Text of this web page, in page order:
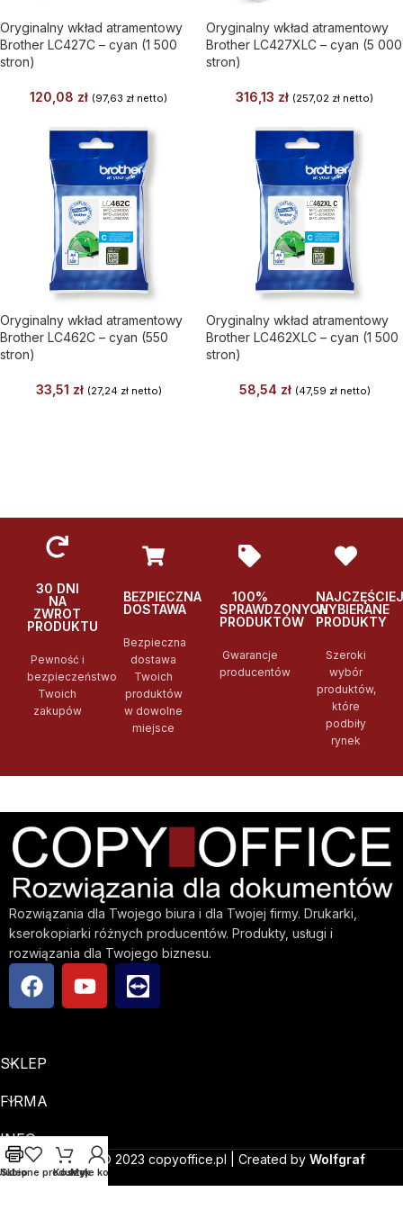
Oryginalny wkład atramentowy
Brother LC427C – cyan (1 500
stron)
120,08 zł (97,63 zł netto)
Oryginalny wkład atramentowy
Brother LC427XLC – cyan (5 000
stron)
316,13 zł (257,02 zł netto)
Oryginalny wkład atramentowy
Brother LC462C – cyan (550
stron)
33,51 zł (27,24 złnetto)
Oryginalny wkład atramentowy
Brother LC462XLC – cyan (1 500
stron)
58,54 zł (47,59 złnetto)
30 DNI
NA
ZWROT
PRODUKTU
Pewność i
bezpieczeństwo
Twoich
zakupów
BEZPIECZNA
DOSTAWA
Bezpieczna
dostawa
Twoich
produktów
w dowolne
miejsce
100%
SPRAWDZONYCH
PRODUKTÓW
Gwarancje
producentów
NAJCZĘŚCIEJ
WYBIERANE
PRODUKTY
Szeroki
wybór
produktów,
które
podbiły
rynek
Rozwiązania dla Twojego biura i dla Twojej firmy. Drukarki,
kserokopiarki różnych producentów. Produkty, usługi i
rozwiązania dla Twojego biznesu.
SKLEP
FIRMA
INFO
Copyright © 2023 copyoffice.pl | Created by Wolfgraf
Sklep produkty
KoszykMoje konto